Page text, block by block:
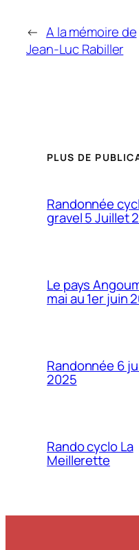
← A la mémoire de
Jean-Luc Rabiller
PLUS DE
Randonnée
gravel 5 Juillet
Le pays
mai au 1er juin
Randonnée 6
2025
Rando cyclo La
Meillerette